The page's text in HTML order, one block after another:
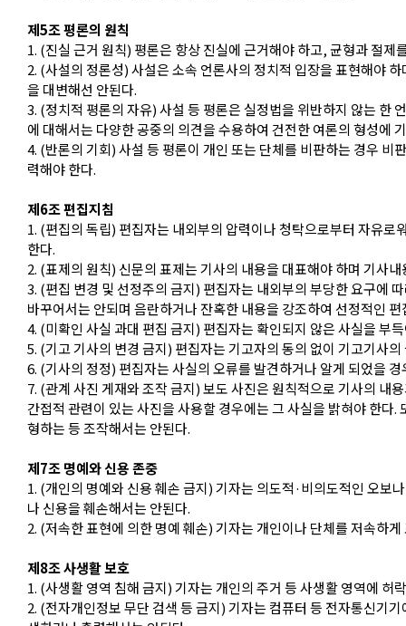
제5조 평론의 원칙
1. (진실 근거 원칙) 평론은 항상 진실에 근거해야 하고, 균형과 절
2. (사설의 정론성) 사설은 소속 언론사의 정치적 입장을 표현해야
을 대변해선 안된다.
3. (정치적 평론의 자유) 사설 등 평론은 실정법을 위반하지 않는 한
에 대해서는 다양한 공중의 의견을 수용하여 건전한 여론의 형성에
4. (반론의 기회) 사설 등 평론이 개인 또는 단체를 비판하는 경우 비
력해야 한다.
제6조 편집지침
1. (편집의 독립) 편집자는 내외부의 압력이나 청탁으로부터 자유
한다.
2. (표제의 원칙) 신문의 표제는 기사의 내용을 대표해야 하며 기사
3. (편집 변경 및 선정주의 금지) 편집자는 내외부의 부당한 요구에
바꾸어서는 안되며 음란하거나 잔혹한 내용을 강조하여 선정적인
4. (미확인 사실 과대 편집 금지) 편집자는 확인되지 않은 사실을 부
5. (기고 기사의 변경 금지) 편집자는 기고자의 동의 없이 기고기사
6. (기사의 정정) 편집자는 사실의 오류를 발견하거나 알게 되었을
7. (관계 사진 게재와 조작 금지) 보도 사진은 원칙적으로 기사의 내
간접적 관련이 있는 사진을 사용할 경우에는 그 사실을 밝혀야 한다
형하는 등 조작해서는 안된다.
제7조 명예와 신용 존중
1. (개인의 명예와 신용 훼손 금지) 기자는 의도적·비의도적인 오보
나 신용을 훼손해서는 안된다.
2. (저속한 표현에 의한 명예 훼손) 기자는 개인이나 단체를 저속하
제8조 사생활 보호
1. (사생활 영역 침해 금지) 기자는 개인의 주거 등 사생활 영역에 허
2. (전자개인정보 무단 검색 등 금지) 기자는 컴퓨터 등 전자통신기